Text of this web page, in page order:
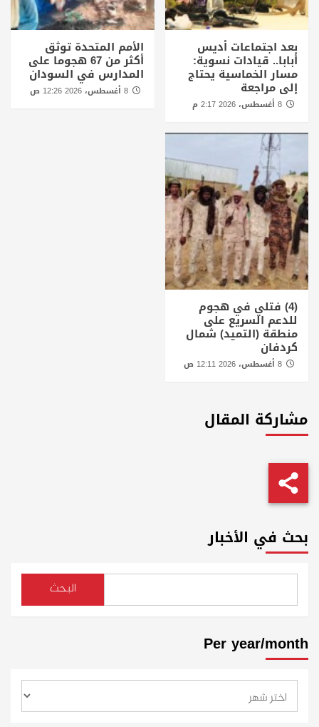
بعد اجتماعات أديس
أبابا.. قيادات نسوية:
مسار الخماسية يحتاج
إلى مراجعة
الأمم المتحدة توثق
أكثر من 67 هجوما على
المدارس في السودان
8 أغسطس، 2026 12:26 ص
(4) فتلي في هجوم
للدعم السريع على
منطقة (التميد) شمال
كردفان
مشاركة المقال
بحث في الأخبار
البحث
Per year/month